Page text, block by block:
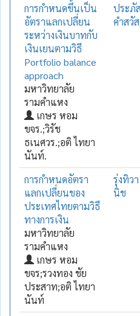
การกำหนดขึ้นเป็น
อัตราแลกเปลี่ยน
ระหว่างเงินบาทกับ
เงินเยนตามวิธี
Portfolio balance
approach
มหาวิทยาลัย
รามคำแหง
เกษร หอม
ขจร.;วิรัช
ธเนศวร.;อติ ไทยา
นันท์.
ประภั
คำสวั
การกำหนดอัตรา
แลกเปลี่ยนของ
ประเทศไทยตามวิธี
ทางการเงิน
มหาวิทยาลัย
รามคำแหง
เกษร หอม
ขจร;รวงทอง ชัย
ประสาท;อติ ไทยา
นันท์
รุ่งทิว
นิช